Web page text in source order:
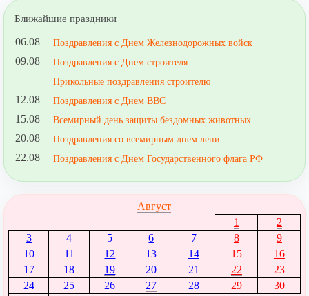
Ближайшие праздники
06.08 Поздравления с Днем Железнодорожных войск
09.08
Поздравления с Днем строителя
Прикольные поздравления строителю
12.08 Поздравления с Днем ВВС
15.08 Всемирный день защиты бездомных животных
20.08 Поздравления со всемирным днем лени
22.08 Поздравления с Днем Государственного флага РФ
Август
1
2
3
4 5 6 7 8
9
10
11 12 13 14 15
16
17
18 19 20 21 22
23
24
25 26 27 28 29
30